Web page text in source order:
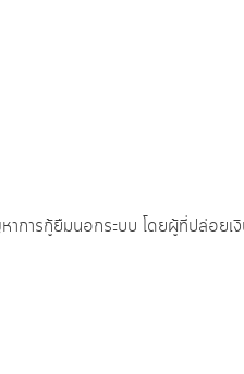
าการกู้ยืมนอกระบบ โดยผู้ที่ปล่อย